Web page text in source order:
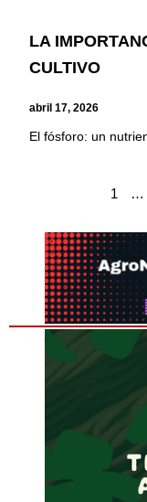
LA
CULTIVO
abril 17, 2026
El fósforo: un
1 …